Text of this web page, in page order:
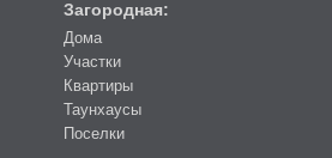
Загородная:
Дома
Участки
Квартиры
Таунхаусы
Поселки